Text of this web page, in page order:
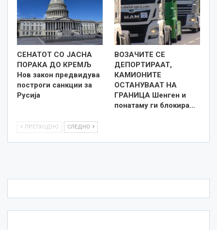
СЕНАТОТ СО ЈАСНА
ПОРАКА ДО КРЕМЉ
Нов закон предвидува
построги санкции за
Русија
ВОЗАЧИТЕ СЕ
ДЕПОРТИРААТ,
КАМИОНИТЕ
ОСТАНУВААТ НА
ГРАНИЦА Шенген и
понатаму ги блокира…
ПРЕТХОДНО СЛЕДНО